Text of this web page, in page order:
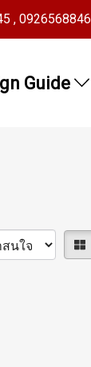
, 0926568846
Guide